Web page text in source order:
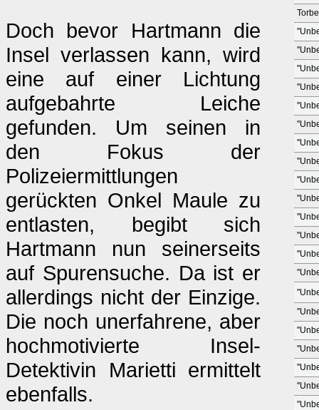
Doch bevor Hartmann die
Insel verlassen kann, wird
eine auf einer Lichtung
aufgebahrte Leiche
gefunden. Um seinen in
den Fokus der
Polizeiermittlungen
gerückten Onkel Maule zu
entlasten, begibt sich
Hartmann nun seinerseits
auf Spurensuche. Da ist er
allerdings nicht der Einzige.
Die noch unerfahrene, aber
hochmotivierte Insel-
Detektivin Marietti ermittelt
ebenfalls.